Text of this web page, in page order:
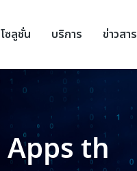
โซลูชั่น บริการ ข่าวสาร
Apps th